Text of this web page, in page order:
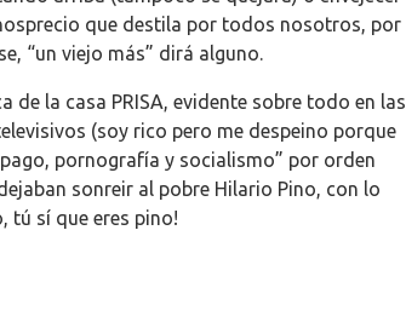
que destila por todos nosotros, por
“un viejo más” dirá alguno.
de la casa PRISA, evidente sobre todo en las
(soy rico pero me despeino porque
pornografía y socialismo” por orden
sonreir al pobre Hilario Pino, con lo
tú sí que eres pino!